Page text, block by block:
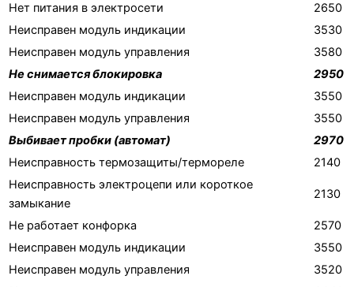
Нет питания в электросети
2650
Неисправен модуль индикации
3530
Неисправен модуль управления
3580
Не снимается блокировка
2950
Неисправен модуль индикации
3550
Неисправен модуль управления
3550
Выбивает пробки (автомат)
2970
Неисправность термозащиты/термореле
2140
Неисправность электроцепи или короткое
замыкание
2130
Не работает конфорка
2570
Неисправен модуль индикации
3550
Неисправен модуль управления
3520